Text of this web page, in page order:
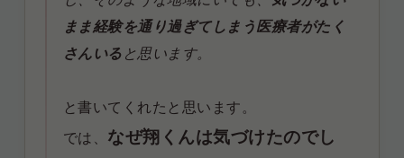
まま経験を通り過ぎてしまう医療者がたく
さんいる と思います。
と書いてくれたと思います。
では、 なぜ翔くんは気づけたのでし